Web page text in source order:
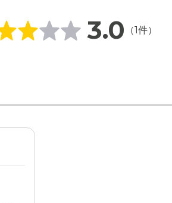
3.0 （1件）